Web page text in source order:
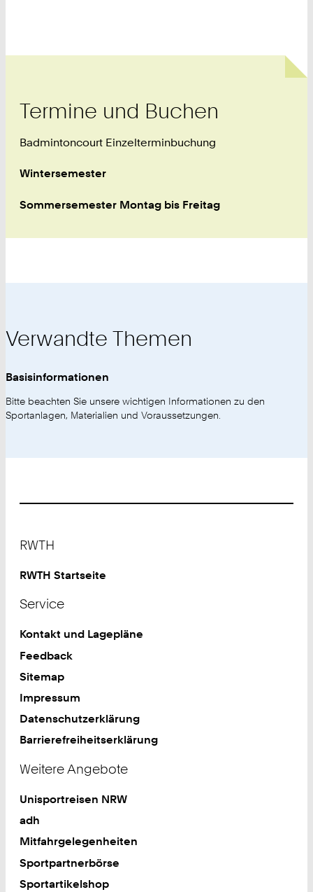
Termine und Buchen
Badmintoncourt Einzelterminbuchung
Wintersemester
Sommersemester Montag bis Freitag
Verwandte Themen
Basisinformationen
Bitte beachten Sie unsere wichtigen Informationen zu den
Sportanlagen, Materialien und Voraussetzungen.
RWTH
RWTH Startseite
Service
Kontakt und Lagepläne
Feedback
Sitemap
Impressum
Datenschutzerklärung
Barrierefreiheitserklärung
Weitere Angebote
Unisportreisen NRW
adh
Mitfahrgelegenheiten
Sportpartnerbörse
Sportartikelshop